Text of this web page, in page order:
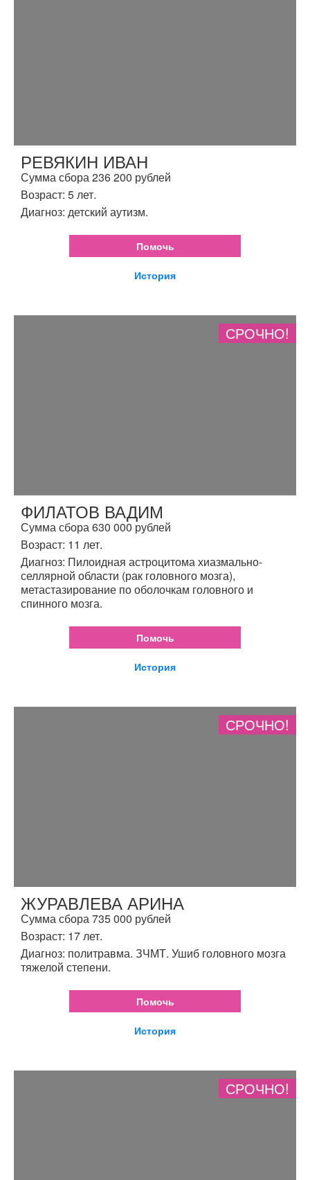
РЕВЯКИН ИВАН
Сумма сбора 236 200 рублей
Возраст: 5 лет.
Диагноз: детский аутизм.
Помочь
История
СРОЧНО!
ФИЛАТОВ ВАДИМ
Сумма сбора 630 000 рублей
Возраст: 11 лет.
Диагноз: Пилоидная астроцитома хиазмально-
селлярной области (рак головного мозга),
метастазирование по оболочкам головного и
спинного мозга.
Помочь
История
СРОЧНО!
ЖУРАВЛЕВА АРИНА
Сумма сбора 735 000 рублей
Возраст: 17 лет.
Диагноз: политравма. ЗЧМТ. Ушиб головного мозга
тяжелой степени.
Помочь
История
СРОЧНО!